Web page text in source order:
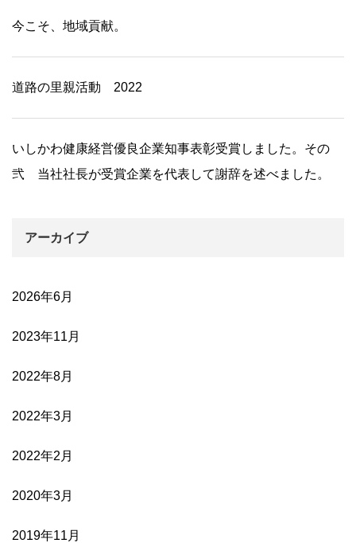
今こそ、地域貢献。
道路の里親活動 2022
いしかわ健康経営優良企業知事表彰受賞しました。その
弐 当社社長が受賞企業を代表して謝辞を述べました。
アーカイブ
2026年6月
2023年11月
2022年8月
2022年3月
2022年2月
2020年3月
2019年11月